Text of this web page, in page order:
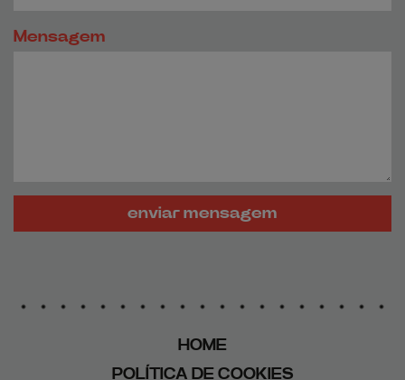
Mensagem
enviar mensagem
HOME
POLÍTICA DE COOKIES